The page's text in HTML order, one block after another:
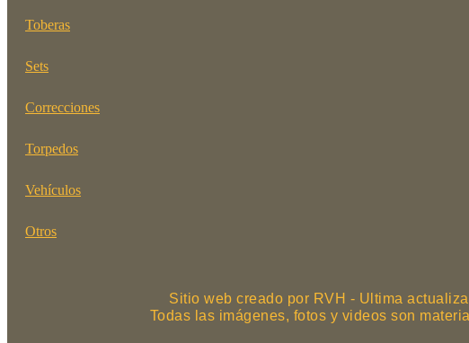
Toberas
Sets
Correcciones
Torpedos
Vehículos
Otros
Sitio web creado por RVH - Ultima
Todas las imágenes, fotos y videos son